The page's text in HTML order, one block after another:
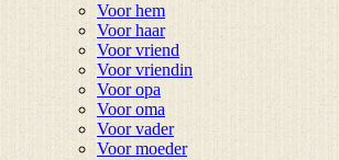
Voor hem
Voor haar
Voor vriend
Voor vriendin
Voor opa
Voor oma
Voor vader
Voor moeder